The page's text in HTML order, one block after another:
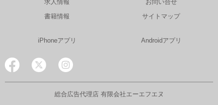
求人情報
書籍情報
お問い合せ
サイトマップ
iPhoneアプリ Androidアプリ
総合広告代理店 有限会社エーエフエヌ